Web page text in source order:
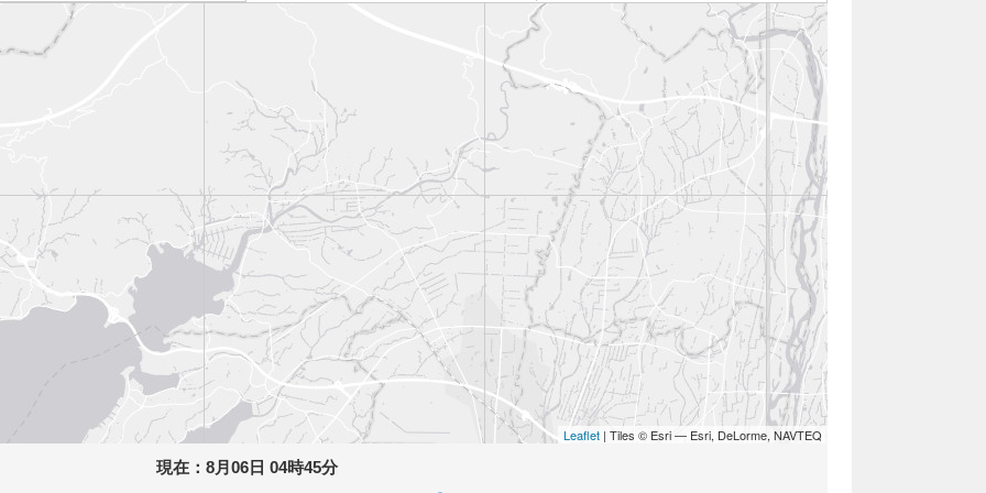
Leaflet | Tiles © Esri — Esri, DeLorme, NAVTEQ
現在： 8月06日 04時45分